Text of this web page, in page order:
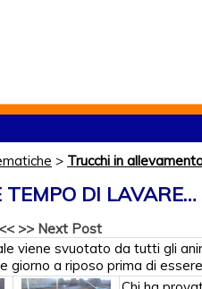
> Trucchi in
TEMPO DI
>> Next Post
viene svuotato da tutti gli
giorno a riposo prima di